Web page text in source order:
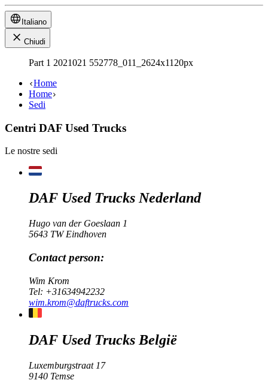
Italiano
Chiudi
Part 1 2021021 552778_011_2624x1120px
Home
Home
Sedi
Centri DAF Used Trucks
Le nostre sedi
DAF Used Trucks Nederland
Hugo van der Goeslaan 1
5643 TW Eindhoven
Contact person:
Wim Krom
Tel: +31634942232
wim.krom@daftrucks.com
DAF Used Trucks België
Luxemburgstraat 17
9140 Temse